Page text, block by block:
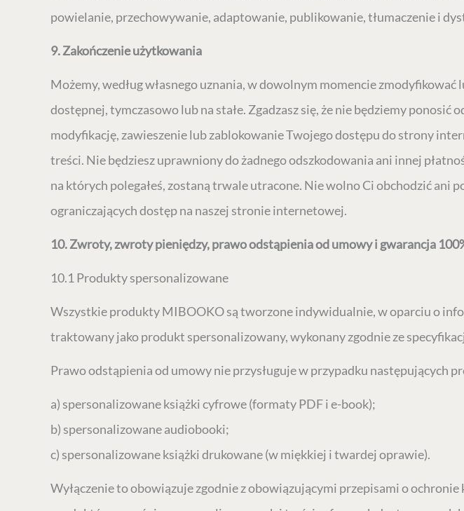
powielanie, przechowywanie, adaptowanie, publikowanie, tłumaczenie i
9. Zakończenie użytkowania
Możemy, według własnego uznania, w dowolnym momencie
dostępnej, tymczasowo lub na stałe. Zgadzasz się, że nie będziemy
modyfikację, zawieszenie lub zablokowanie Twojego dostępu do strony
treści. Nie będziesz uprawniony do żadnego odszkodowania ani innej
na których polegałeś, zostaną trwale utracone. Nie wolno Ci obchodzić
ograniczających dostęp na naszej stronie internetowej.
10. Zwroty, zwroty pieniędzy, prawo odstąpienia od umowy i gwarancja
10.1 Produkty spersonalizowane
Wszystkie produkty MIBOOKO są tworzone indywidualnie, w oparciu o
traktowany jako produkt spersonalizowany, wykonany zgodnie ze
Prawo odstąpienia od umowy nie przysługuje w przypadku następujących
a) spersonalizowane książki cyfrowe (formaty PDF i e-book);
b) spersonalizowane audiobooki;
c) spersonalizowane książki drukowane (w miękkiej i twardej oprawie).
Wyłączenie to obowiązuje zgodnie z obowiązującymi przepisami o